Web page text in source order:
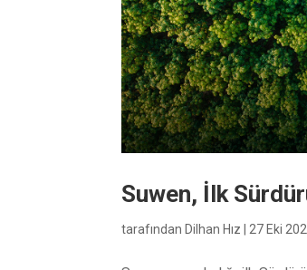
Suwen, İlk
tarafından Dilhan Hız |27 Eki